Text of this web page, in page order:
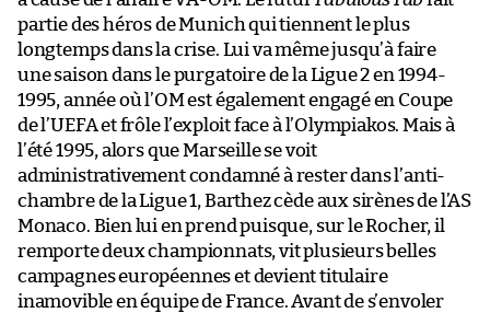
partie des héros de Munich qui tiennent le plus
longtemps dans la crise. Lui va même jusqu’à faire
une saison dans le purgatoire de la Ligue 2 en 1994-
1995, année où l’OM est également engagé en Coupe
de l’UEFA et frôle l’exploit face à l’Olympiakos. Mais à
l’été 1995, alors que Marseille se voit
administrativement condamné à rester dans l’anti-
chambre de la Ligue 1, Barthez cède aux sirènes de l’AS
Monaco. Bien lui en prend puisque, sur le Rocher, il
remporte deux championnats, vit plusieurs belles
campagnes européennes et devient titulaire
inamovible en équipe de France. Avant de s’envoler